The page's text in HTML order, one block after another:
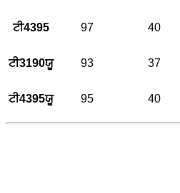
ਟੀ4395 97 40
ਟੀ3190ਯੂ 93 37
ਟੀ4395ਯੂ 95 40